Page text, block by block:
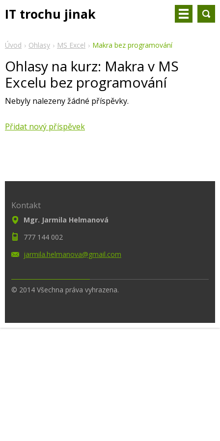
IT trochu jinak
Úvod Ohlasy MS Excel Makra bez programování
Ohlasy na kurz: Makra v MS
Excelu bez programování
Nebyly nalezeny žádné příspěvky.
Přidat nový příspěvek
Kontakt
Mgr. Jarmila Helmanová
777 144 002
jarmila.helmanova@gmail.com
© 2014 Všechna práva vyhrazena.